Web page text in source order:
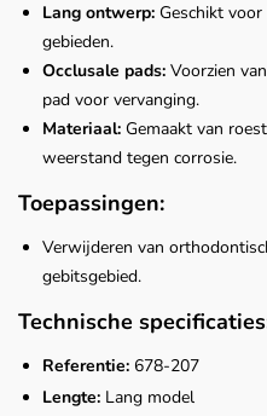
Lang ontwerp: Geschikt
gebieden.
Occlusale pads: Voorzien
pad voor vervanging.
Materiaal: Gemaakt van
weerstand tegen corrosie.
Toepassingen:
Verwijderen van
gebitsgebied.
Technische
Referentie: 678-207
Lengte: Lang model